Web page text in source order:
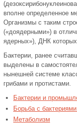
вполне определенное
Организмы с таким
(«доядерными») в
ядерных»), ДНК
Бактерии, ранее
выделены в
нынешней системе
грибами и протистами.
Бактерии и
Борьба с
Метаболизм